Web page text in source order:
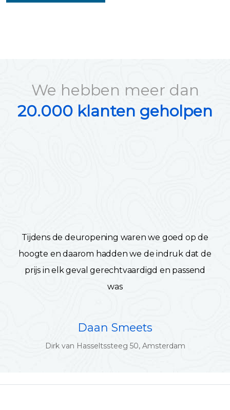
We hebben meer dan
20.000 klanten geholpen
Tijdens de deuropening waren we goed op de
hoogte en daarom hadden we de indruk dat de
prijs in elk geval gerechtvaardigd en passend
was
Daan Smeets
Dirk van Hasseltssteeg 50, Amsterdam